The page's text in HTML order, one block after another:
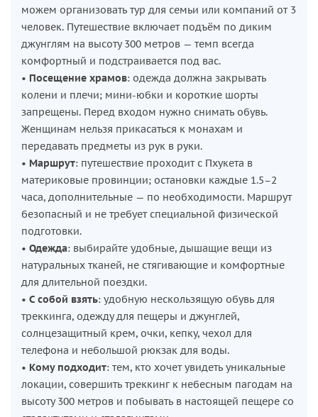
Особое место маршрута — единственная в Таиланде
часовня в форме коленопреклонённого слона с поднятым
хоботом, окружённая тиковыми деревьями и кварцем,
добытым прямо здесь. Здесь вы сможете ощутить дыхание
древних ритуалов и, возможно, станете свидетелем
настоящей монашеской церемонии.
экспедиция — не просто экскурсия, а духовное
приключение, объединяющее природу, веру и красоту.
можем организовать тур для семьи или компаний от 3
человек. Путешествие включает подъём по диким
джунглям на высоту 300 метров — темп всегда
комфортный и подстраивается под вас.
• Посещение храмов: одежда должна закрывать
колени и плечи; мини-юбки и короткие шорты
запрещены. Перед входом нужно снимать обувь.
Женщинам нельзя прикасаться к монахам и
передавать предметы из рук в руки.
• Маршрут: путешествие проходит с Пхукета в
материковые провинции; остановки каждые 1.5–2
часа, дополнительные — по необходимости. Маршрут
безопасный и не требует специальной физической
подготовки.
• Одежда: выбирайте удобные, дышащие вещи из
натуральных тканей, не стягивающие и комфортные
для длительной поездки.
• С собой взять: удобную нескользящую обувь для
треккинга, одежду для пещеры и джунглей,
солнцезащитный крем, очки, кепку, чехол для
телефона и небольшой рюкзак для воды.
• Кому подходит: тем, кто хочет увидеть уникальные
локации, совершить треккинг к небесным пагодам на
высоту 300 метров и побывать в настоящей пещере со